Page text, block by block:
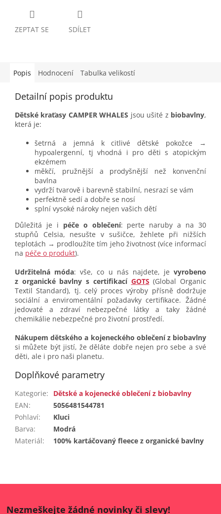
ZEPTAT SE SDÍLET
Popis Hodnocení Tabulka velikostí
Detailní popis produktu
Dětské kraťasy CAMPER WHALES jsou ušité z biobavlny,
která je:
šetrná a jemná k citlivé dětské pokožce →
hypoalergenní, tj vhodná i pro děti s atopickým
ekzémem
měkčí, pružnější a prodyšnější než konvenční
bavlna
vydrží tvarově i barevně stabilní, nesrazí se vám
perfektně sedí a dobře se nosí
splní vysoké nároky nejen vašich dětí
Důležitá je i péče o oblečení: perte naruby a na 30
stupňů Celsia, nesušte v sušičce, žehlete při nižších
teplotách → prodloužíte tím jeho životnost (více informací
na péče o produkt).
Udržitelná móda: vše, co u nás najdete, je vyrobeno
z organické bavlny s certifikací GOTS (Global Organic
Textil Standard), tj. celý proces výroby přísně dodržuje
sociální a enviromentální požadavky certifikace. Žádné
jedovaté a zdraví nebezpečné látky a taky žádné
chemikálie nebezpečné pro životní prostředí.
Nákupem dětského a kojeneckého oblečení z biobavlny
si můžete být jistí, že děláte dobře nejen pro sebe a své
děti, ale i pro naši planetu.
Doplňkové parametry
Kategorie:
Dětské a kojenecké oblečení z biobavlny
EAN:
5056481544781
Pohlaví:
Kluci
Barva:
Modrá
Materiál: 100% kartáčovaný fleece z organické bavlny
Nezmeškejte žádné novinky či slevy!